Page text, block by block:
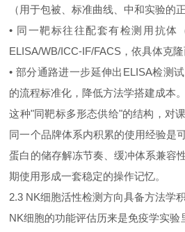
（用于包被、标准曲线、中和实验的
• 同一靶标往往配套有检测用抗
ELISA/WB/ICC-IF/FACS，依具体克隆
• 部分通路进一步延伸出ELISA检测
的流程标准化，降低方法学搭建成本。
这种"同靶标多形态供给"的结构，对
同一个品牌体系内积累的使用经验是
蛋白的储存解冻节奏、缓冲体系兼容
期使用形成一套稳定的操作记忆。
2.3 NK细胞活性检测方向具备方法学
NK细胞的功能评估历来是免疫学实